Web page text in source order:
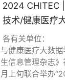
2024 CHITEC
技术/健康医疗
大会征文...
各有关单位：
与健康医疗大数
生信息管理杂志
月上旬联合举办